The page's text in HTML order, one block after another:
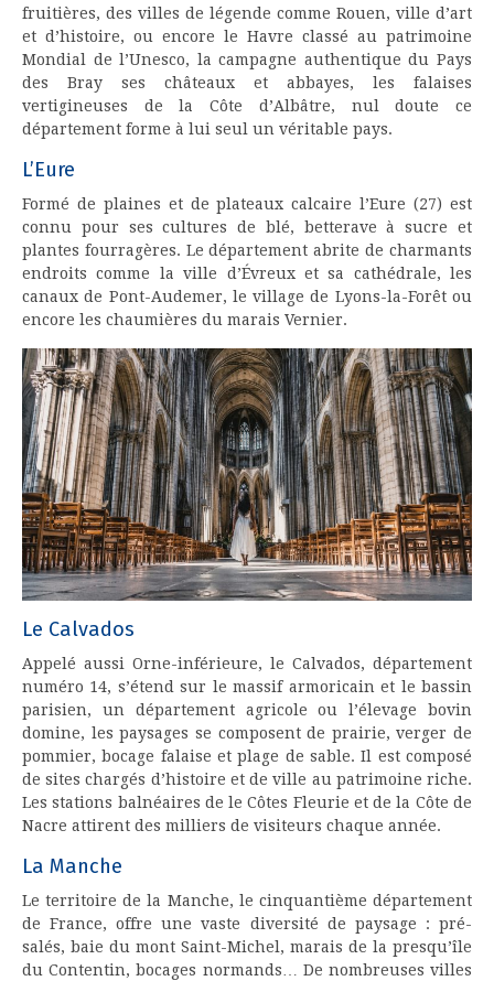
fruitières, des villes de légende comme Rouen, ville d’art
et d’histoire, ou encore le Havre classé au patrimoine
Mondial de l’Unesco, la campagne authentique du Pays
des Bray ses châteaux et abbayes, les falaises
vertigineuses de la Côte d’Albâtre, nul doute ce
département forme à lui seul un véritable pays.
L’Eure
Formé de plaines et de plateaux calcaire l’Eure (27) est
connu pour ses cultures de blé, betterave à sucre et
plantes fourragères. Le département abrite de charmants
endroits comme la ville d’Évreux et sa cathédrale, les
canaux de Pont-Audemer, le village de Lyons-la-Forêt ou
encore les chaumières du marais Vernier.
Le Calvados
Appelé aussi Orne-inférieure, le Calvados, département
numéro 14, s’étend sur le massif armoricain et le bassin
parisien, un département agricole ou l’élevage bovin
domine, les paysages se composent de prairie, verger de
pommier, bocage falaise et plage de sable. Il est composé
de sites chargés d’histoire et de ville au patrimoine riche.
Les stations balnéaires de le Côtes Fleurie et de la Côte de
Nacre attirent des milliers de visiteurs chaque année.
La Manche
Le territoire de la Manche, le cinquantième département
de France, offre une vaste diversité de paysage : pré-
salés, baie du mont Saint-Michel, marais de la presqu’île
du Contentin, bocages normands… De nombreuses villes